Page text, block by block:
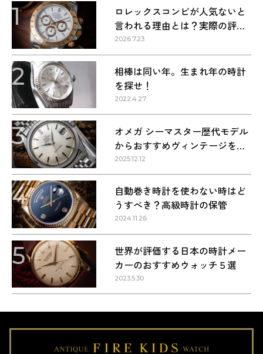
1
ロレックスコンビが人気ないと
言われる理由とは？実際の評価
を解説
2026.7.23
2
相棒は同い年。生まれ年の時計
を探せ！
2022.4.27
3
オメガ シーマスター歴代モデル
からおすすめヴィンテージを紹
介
2025.12.12
4
自動巻き時計を使わない時はど
うすべき？高級時計の保管
2024.11.26
5
世界が評価する日本の時計メー
カーのおすすめウォッチ５選
2023.5.30